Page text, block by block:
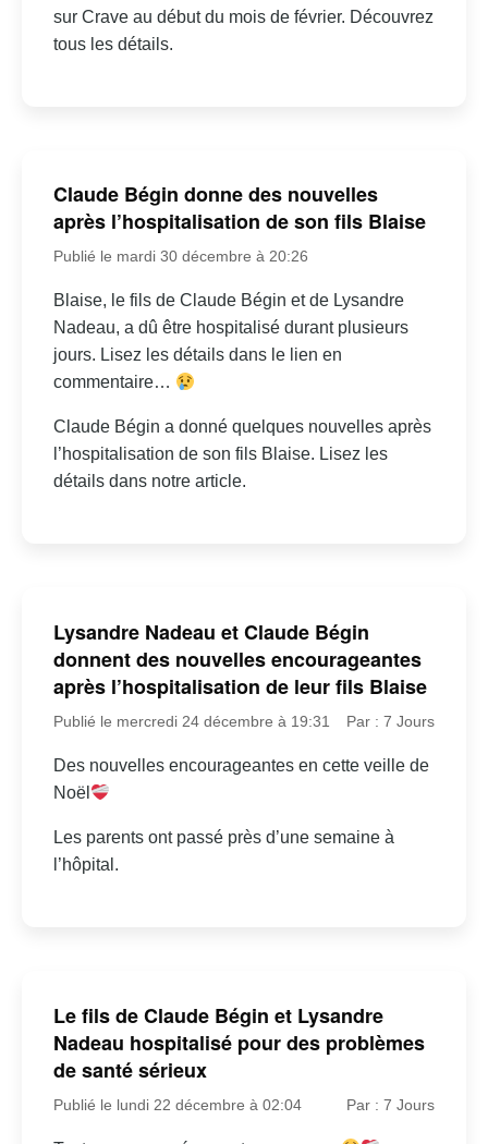
sur Crave au début du mois de février. Découvrez
tous les détails.
Claude Bégin donne des nouvelles
après l’hospitalisation de son fils Blaise
Publié le mardi 30 décembre à 20:26
Blaise, le fils de Claude Bégin et de Lysandre
Nadeau, a dû être hospitalisé durant plusieurs
jours. Lisez les détails dans le lien en
commentaire…
Claude Bégin a donné quelques nouvelles après
l’hospitalisation de son fils Blaise. Lisez les
détails dans notre article.
Lysandre Nadeau et Claude Bégin
donnent des nouvelles encourageantes
après l’hospitalisation de leur fils Blaise
Publié le mercredi 24 décembre à 19:31 Par : 7 Jours
Des nouvelles encourageantes en cette veille de
Noël
Les parents ont passé près d’une semaine à
l’hôpital.
Le fils de Claude Bégin et Lysandre
Nadeau hospitalisé pour des problèmes
de santé sérieux
Publié le lundi 22 décembre à 02:04 Par : 7 Jours